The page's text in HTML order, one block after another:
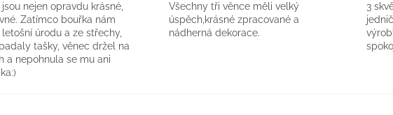
nejen opravdu krásné,
Zatímco bouřka nám
úrodu a ze střechy,
tašky, věnec držel na
a nepohnula se mu ani
Všechny tři věnce měli velký
úspěch,krásné zpracované a
nádherná dekorace.
3